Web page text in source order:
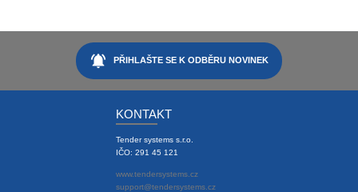
notifications_active PŘIHLAŠTE SE K ODBĚRU NOVINEK
KONTAKT
Tender systems s.r.o.
IČO: 291 45 121
www.tendersystems.cz
support@tendersystems.cz